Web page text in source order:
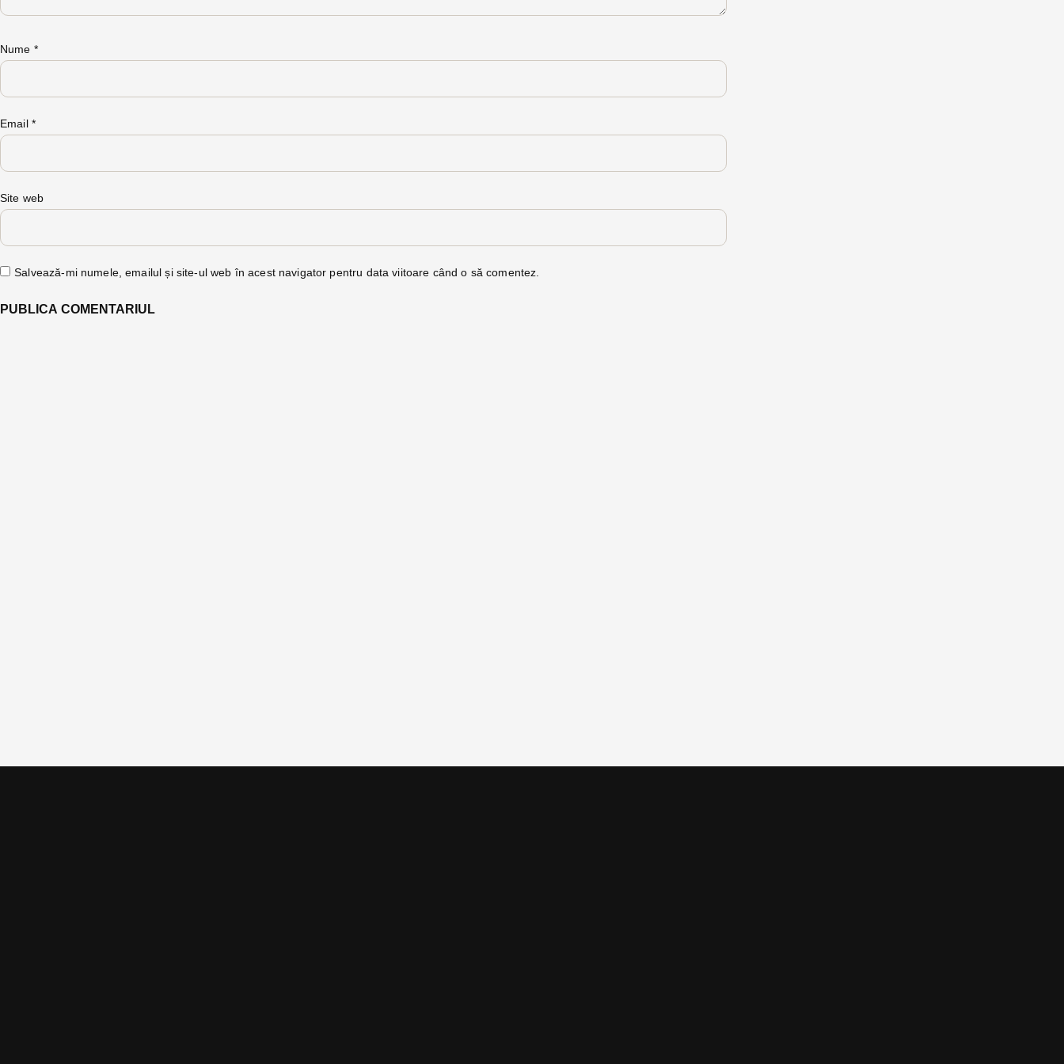
Nume *
Email *
Site web
Salvează-mi numele, emailul și site-ul web în acest navigator pentru data viitoare când o să comentez.